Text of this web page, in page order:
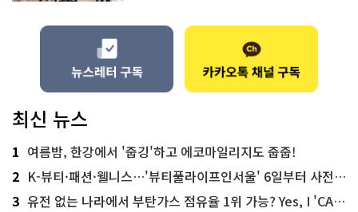
최신 뉴스
1 여름밤, 한강에서 '줍깅'하고 에코마일리지도 줍줍!
2 K-뷰티·패션·웰니스…'뷰티풀라이프인서울' 6일부터 사전 예약
3 유전 없는 나라에서 부탄가스 점유율 1위 가능? Yes, I 'CAN'